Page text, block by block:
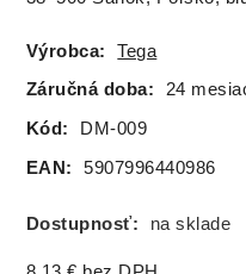
Výrobca: Tega
Záručná doba: 24
Kód: DM-009
EAN: 5907996440986
Dostupnosť: na sklade